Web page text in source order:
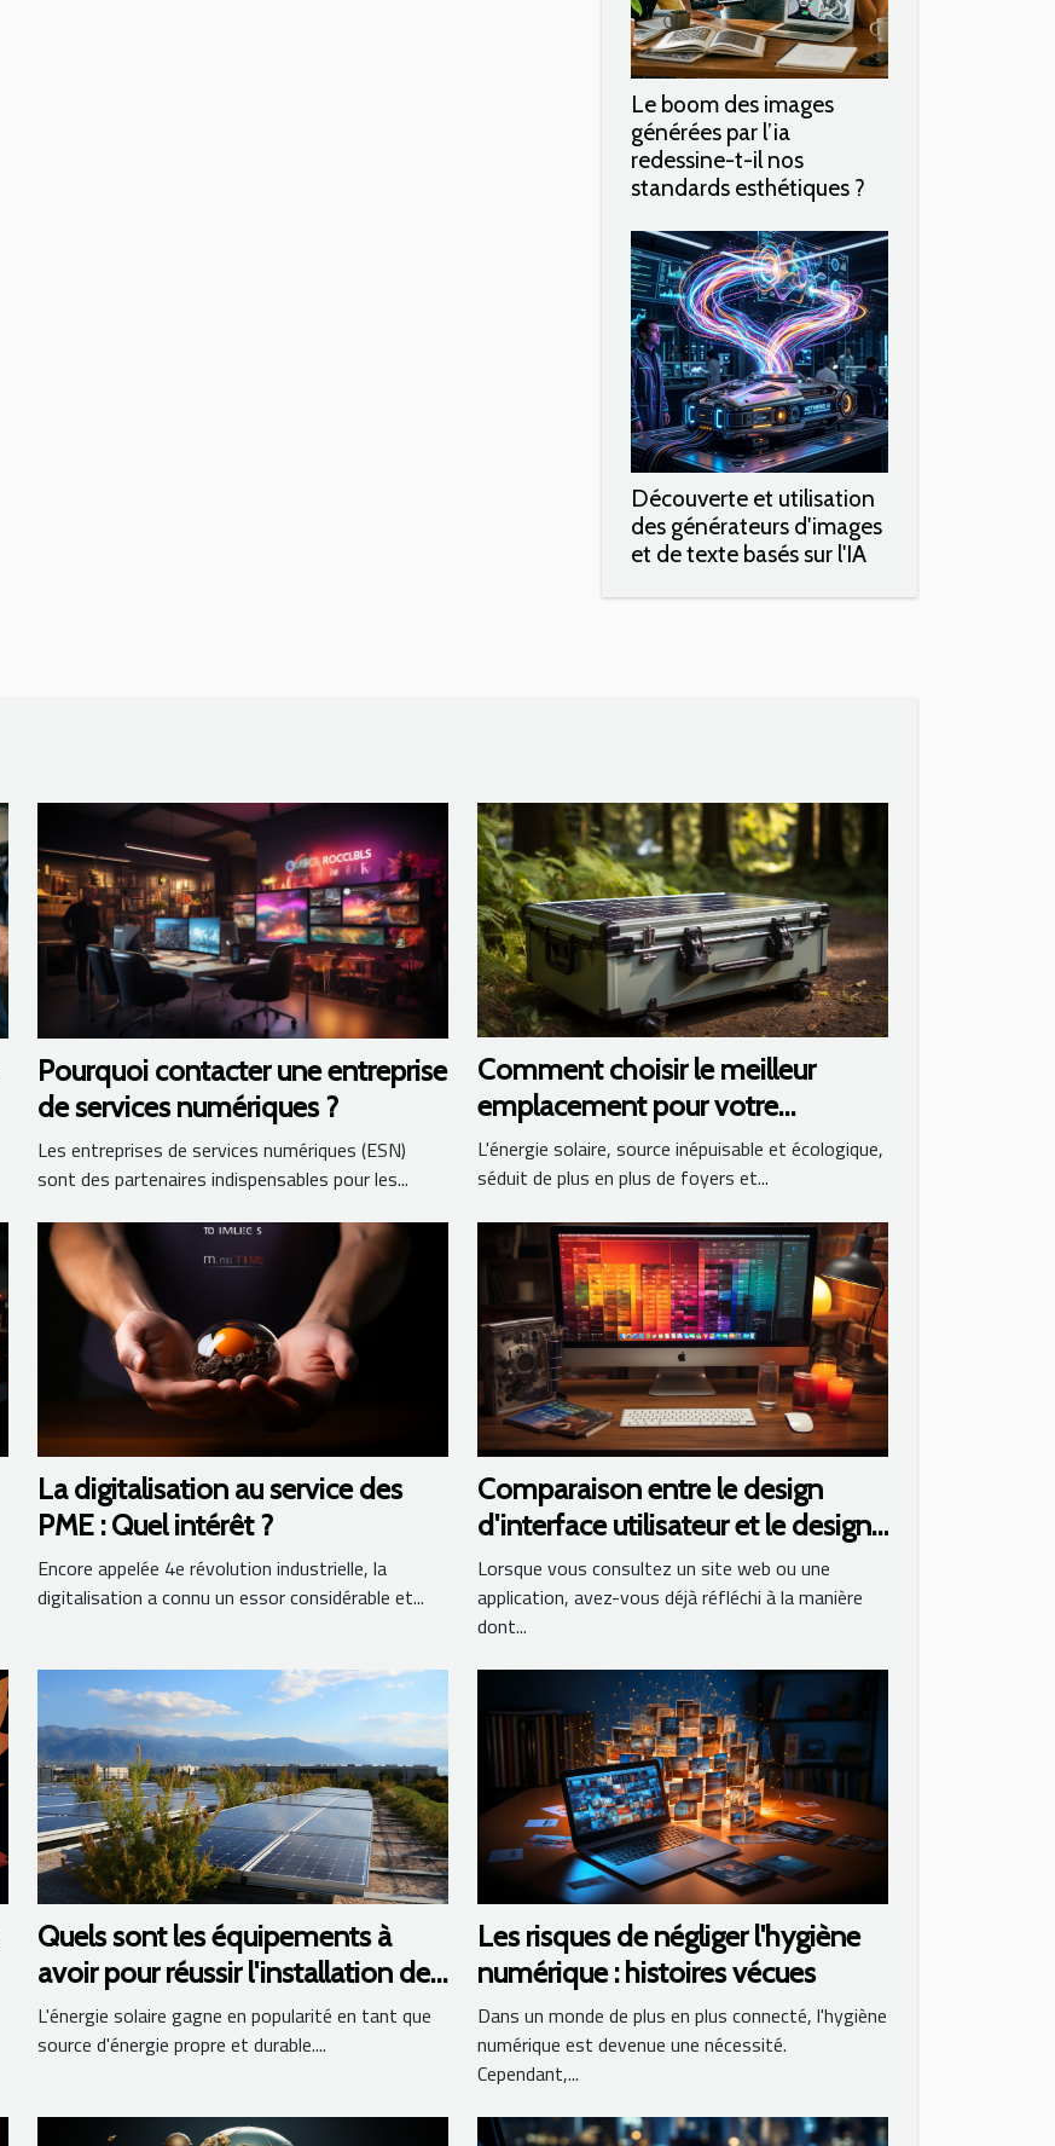
Le boom des images
générées par l’ia
redessine-t-il nos
standards esthétiques ?
Découverte et utilisation
des générateurs d'images
et de texte basés sur l'IA
Pourquoi contacter une entreprise
de services numériques ?
Les entreprises de services numériques (ESN)
sont des partenaires indispensables pour les...
Comment choisir le meilleur
emplacement pour votre
générateur solaire
L'énergie solaire, source inépuisable et écologique,
séduit de plus en plus de foyers et...
La digitalisation au service des
PME : Quel intérêt ?
Encore appelée 4e révolution industrielle, la
digitalisation a connu un essor considérable et...
Comparaison entre le design
d'interface utilisateur et le design
UX
Lorsque vous consultez un site web ou une
application, avez-vous déjà réfléchi à la manière
dont...
Quels sont les équipements à
avoir pour réussir l'installation des
panneaux photovoltaïques ?
L'énergie solaire gagne en popularité en tant que
source d'énergie propre et durable....
Les risques de négliger l'hygiène
numérique : histoires vécues
Dans un monde de plus en plus connecté, l'hygiène
numérique est devenue une nécessité.
Cependant,...